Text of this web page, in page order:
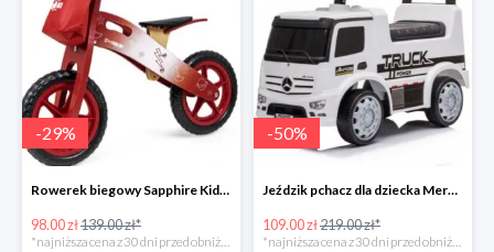
-29%
Rowerek biegowy Sapphire Kids Loopy drewniany - czerwony
98.00 zł139.00 zł*
*najniższa cena z 30 dni przed obniżką
-50%
Jeździk pchacz dla dziecka Mercedes Antos Truck - biały
109.00 zł219.00 zł*
*najniższa cena z 30 dni przed obniżką